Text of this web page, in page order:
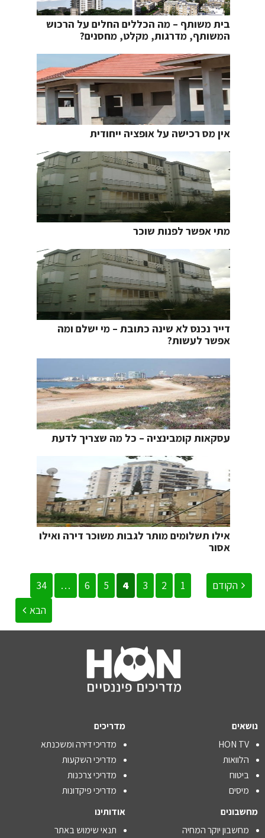
בית משותף – מה הכללים החלים על הרכוש
המשותף, מדרגות, מקלט, מחסנים?
אין מס רכישה על אופציה ייחודית
מתי אפשר לפנות שוכר
דייר נכנס לא שינה כתובת – מי ישלם ומה
אפשר לעשות?
עסקאות קומבינציה – כל מה שצריך לדעת
אילו תשלומים מותר לגבות משוכר דירה ואילו
אסור
הקודם 1
2
3
4
5
6
…
34
הבא
נושאים
HON TV
הלוואות
ביטוח
מיסים
מדריכים
מדריכי דירה ומשכנתא
מדריכי השקעות
מדריכי צרכנות
מדריכי פיקדונות
מחשבונים
מחשבון יוקר המחיה
אודותינו
תנאי שימוש באתר